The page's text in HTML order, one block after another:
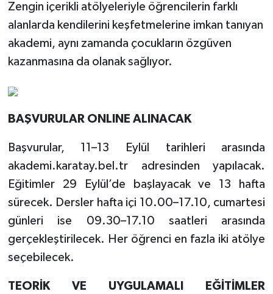
Zengin içerikli atölyeleriyle öğrencilerin farklı
alanlarda kendilerini keşfetmelerine imkan tanıyan
akademi, aynı zamanda çocukların özgüven
kazanmasına da olanak sağlıyor.
BAŞVURULAR ONLINE ALINACAK
Başvurular, 11–13 Eylül tarihleri arasında
akademi.karatay.bel.tr adresinden yapılacak.
Eğitimler 29 Eylül’de başlayacak ve 13 hafta
sürecek. Dersler hafta içi 10.00–17.10, cumartesi
günleri ise 09.30–17.10 saatleri arasında
gerçekleştirilecek. Her öğrenci en fazla iki atölye
seçebilecek.
TEORİK VE UYGULAMALI EĞİTİMLER